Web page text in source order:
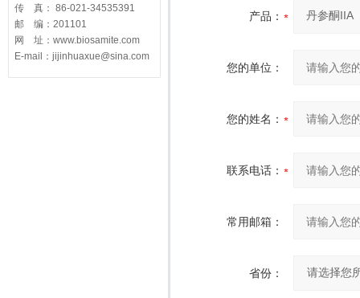
传 真： 86-021-34535391
邮 编：201101
网 址：www.biosamite.com
E-mail：jijinhuaxue@sina.com
产品：
您的单位：
您的姓名：
联系电话：
常用邮箱：
省份：